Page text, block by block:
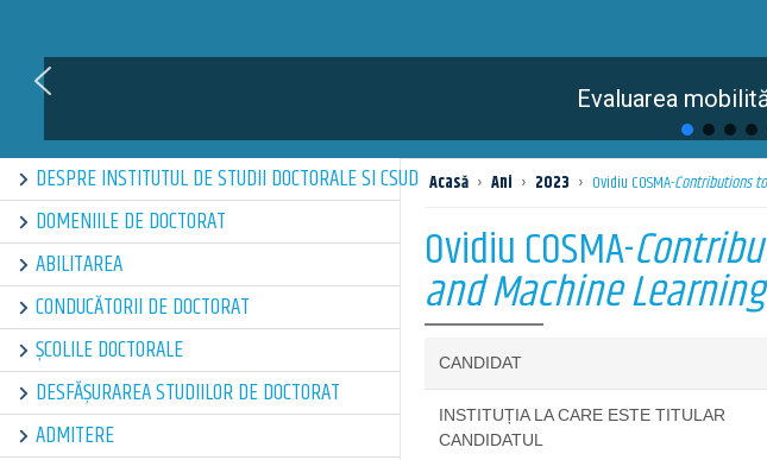
Evaluarea
DESPRE INSTITUTUL DE STUDII DOCTORALE SI CSUD
DOMENIILE DE DOCTORAT
ABILITAREA
CONDUCĂTORII DE DOCTORAT
ȘCOLILE DOCTORALE
DESFĂȘURAREA STUDIILOR DE DOCTORAT
ADMITERE
Acasă › Ani › 2023 › Ovidiu COSMA-Contributions
Ovidiu COSMA-
and Machine Learning
CANDIDAT
INSTITUȚIA LA CARE ESTE TITULAR
CANDIDATUL